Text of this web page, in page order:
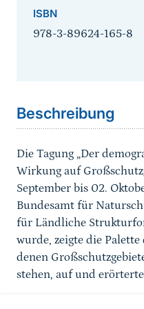
ISBN
978-3-89624-165-8
Beschreibung
Die Tagung „Der
Wirkung auf
September bis 02.
Bundesamt für
für Ländliche
wurde, zeigte die
denen
stehen, auf und